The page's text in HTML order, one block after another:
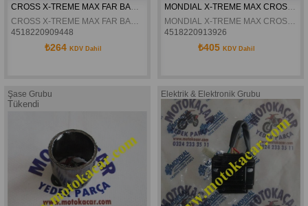
CROSS X-TREME MAX FAR BAĞLANTI KULAĞI ORJİNAL
CROSS X-TREME MAX FAR BAĞLANTI KULAĞI ORJİNAL
4518220909448
₺264 KDV Dahil
MONDIAL X-TREME MAX CROSS YAN SEHPA ORJINAL
MONDIAL X-TREME MAX CROSS YAN SEHPA ORJINAL
4518220913926
₺405 KDV Dahil
Şase Grubu
Tükendi
Elektrik & Elektronik Grubu